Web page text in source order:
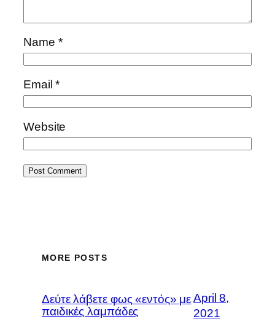
Name *
Email*
Website
MORE POSTS
Δεύτε λάβετε φως «εντός» με
παιδικές λαμπάδες
April 8,
2021